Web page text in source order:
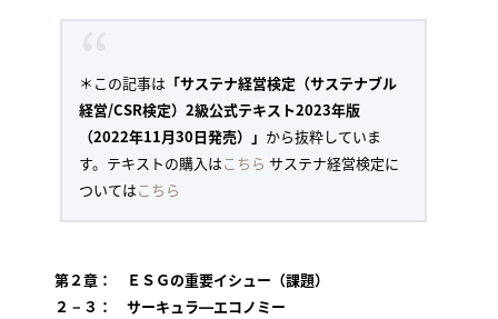
＊この記事は「サステナ経営検定（サステナブル
経営/CSR検定）2級公式テキスト2023年版
（2022年11月30日発売）」 から抜粋していま
す。テキストの購入はこちら サステナ経営検定に
ついてはこちら
第２章： ＥＳＧの重要イシュー（課題）
２－３： サーキュラ―エコノミー